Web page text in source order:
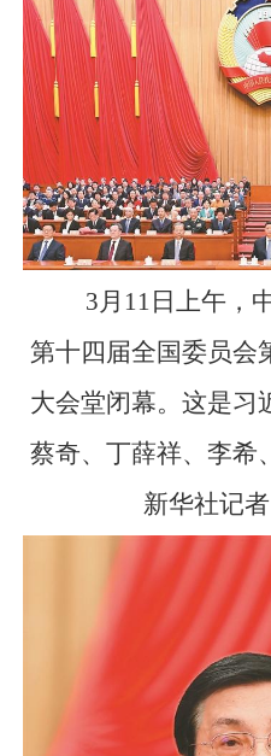
3月11日上午，
第十四届全国委员会
大会堂闭幕。这是习
蔡奇、丁薛祥、李希
新华社记